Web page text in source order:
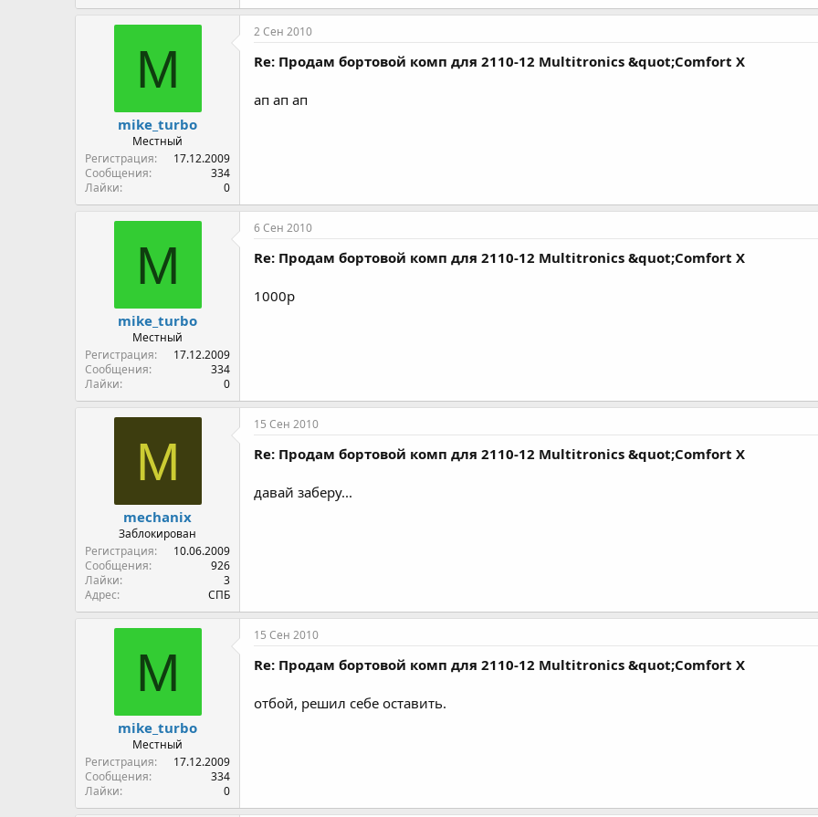
M
mike_turbo
Местный
Регистрация
17.12.2009
Сообщения
334
Лайки
0
2 Сен 2010
Re: Продам бортовой комп для 2110-12 Multitronics &quot;Comfort X
ап ап ап
M
mike_turbo
Местный
Регистрация
17.12.2009
Сообщения
334
Лайки
0
6 Сен 2010
Re: Продам бортовой комп для 2110-12 Multitronics &quot;Comfort X
1000р
M
mechanix
Заблокирован
Регистрация
10.06.2009
Сообщения
926
Лайки
3
Адрес
СПБ
15 Сен 2010
Re: Продам бортовой комп для 2110-12 Multitronics &quot;Comfort X
давай заберу...
M
mike_turbo
Местный
Регистрация
17.12.2009
Сообщения
334
Лайки
0
15 Сен 2010
Re: Продам бортовой комп для 2110-12 Multitronics &quot;Comfort X
отбой, решил себе оставить.